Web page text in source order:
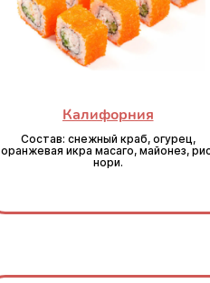
Калифорния
Состав: снежный краб, огурец,
оранжевая икра масаго, майонез,
нори.